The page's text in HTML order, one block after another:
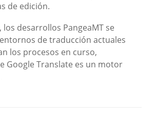
de edición.
los desarrollos PangeaMT se
de traducción actuales
los procesos en curso,
Google Translate es un motor